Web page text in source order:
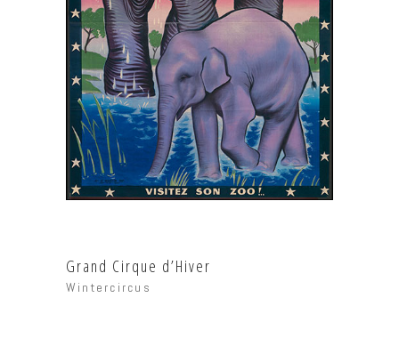
Grand Cirque d’Hiver
Wintercircus